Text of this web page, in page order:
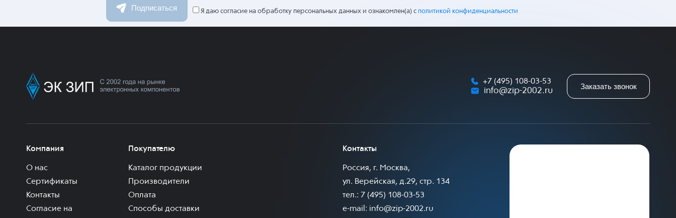
Подписаться Я даю согласие на обработку персональных данных и ознакомлен(а) с политикой конфиденциальности
+7 (495) 108-03-53
info@zip-2002.ru
Заказать звонок
Компания
О нас
Сертификаты
Контакты
Согласие на
Покупателю
Каталог продукции
Производители
Оплата
Способы доставки
Контакты
Россия, г. Москва,
ул. Верейская, д.29, стр. 134
тел.: 7 (495) 108-03-53
e-mail: info@zip-2002.ru